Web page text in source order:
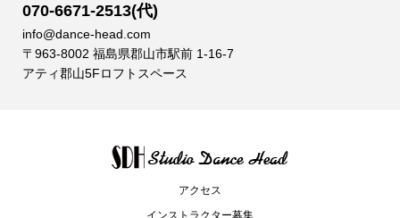
070-6671-2513(代)
info@dance-head.com
〒963-8002 福島県郡山市駅前 1-16-7
アティ郡山5Fロフトスペース
アクセス
インストラクター募集